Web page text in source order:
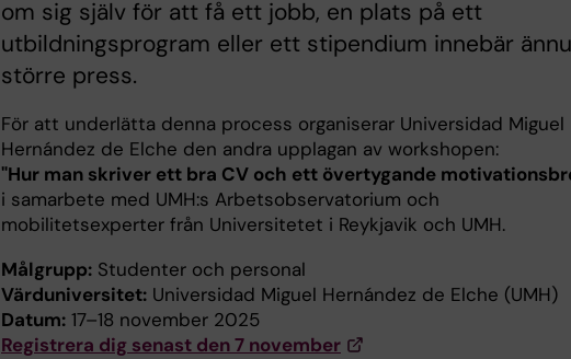
om sig själv för att få ett jobb, en plats på ett
utbildningsprogram eller ett stipendium innebär ännu
större press.
För att underlätta denna process organiserar Universidad Miguel
Hernández de Elche den andra upplagan av workshopen:
"Hur man skriver ett bra CV och ett övertygande
i samarbete med UMH:s Arbetsobservatorium och
mobilitetsexperter från Universitetet i Reykjavik och UMH.
Målgrupp: Studenter och personal
Värduniversitet: Universidad Miguel Hernández de Elche (UMH)
Datum: 17–18 november 2025
Registrera dig senast den 7 november